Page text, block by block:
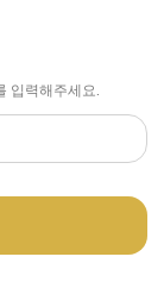
입력해주세요.